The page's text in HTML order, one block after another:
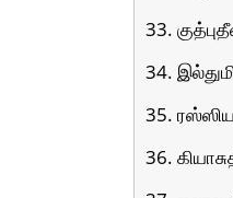
33.
34.
35.
36.